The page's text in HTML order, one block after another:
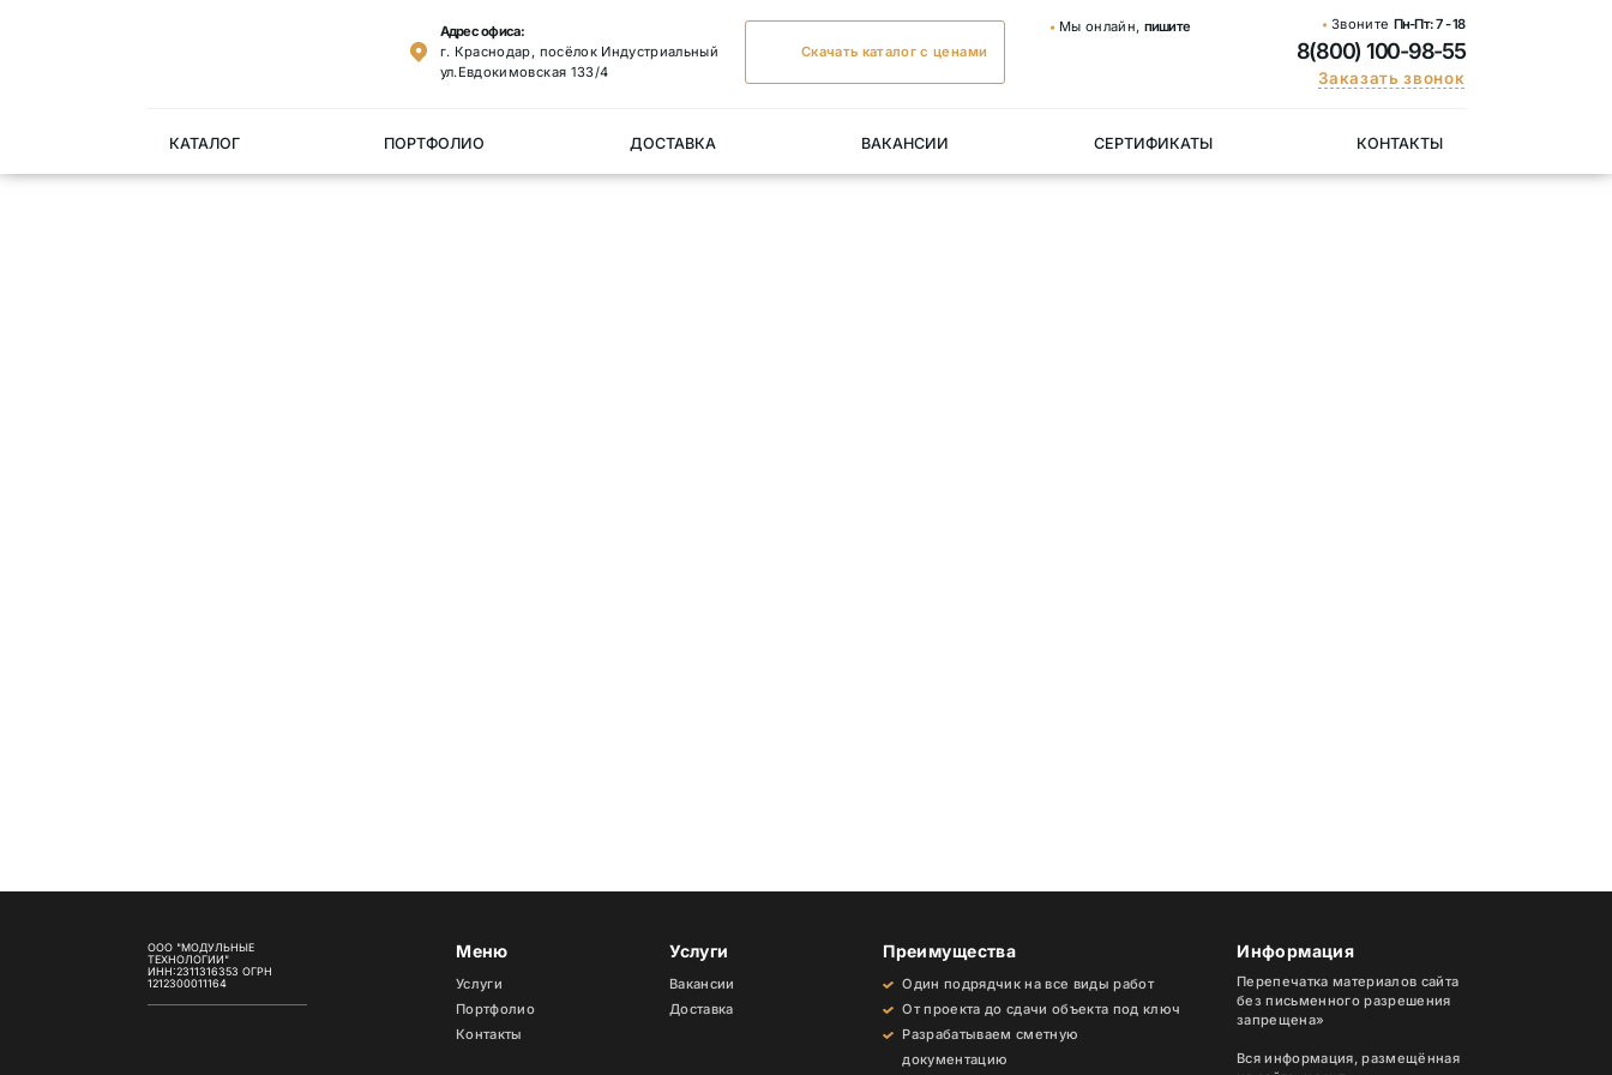
Адрес офиса:
г. Краснодар, посёлок Индустриальный
ул.Евдокимовская 133/4
Скачать каталог с ценами
Мы онлайн, пишите Звоните Пн-Пт:7 - 18
8(800) 100-98-55
Заказать звонок
КАТАЛОГ ПОРТФОЛИО ДОСТАВКА ВАКАНСИИ СЕРТИФИКАТЫ КОНТАКТЫ
ООО "МОДУЛЬНЫЕ
ТЕХНОЛОГИИ"
ИНН:2311316353 ОГРН
1212300011164
Меню
Услуги
Портфолио
Контакты
Услуги
Вакансии
Доставка
Преимущества
Один подрядчик на все виды работ
От проекта до сдачи объекта под ключ
Разрабатываем сметную
документацию
Информация
Перепечатка материалов сайта
без письменного разрешения
запрещена»
Вся информация, размещённая